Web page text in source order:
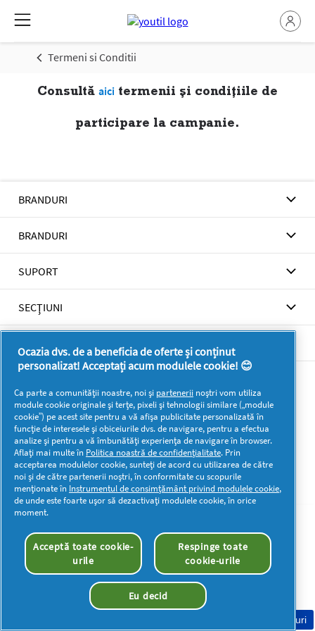
Termeni si Conditii
Consultăaicitermenii și condițiile de
participare la campanie.
BRANDURI
BRANDURI
SUPORT
SECŢIUNI
DOCUMENTE LEGALE DETERGENTI SA
Mai multă inspirație
Drepturi de autor © 2026 P&G. Toate drepturile rezervate
Consimțământ Cookie-uri
Ocazia dvs. de a beneficia de oferte și conținut
personalizat! Acceptați acum modulele cookie! 😊
Ca parte a comunității noastre, noi și partenerii noștri vom utiliza
module cookie originale și terțe, pixeli și tehnologii similare („module
cookie”) pe acest site pentru a vă afișa publicitate personalizată în
funcție de interesele și obiceiurile dvs. de navigare, pentru a efectua
analize și pentru a vă îmbunătăți experiența de navigare în browser.
Aflați mai multe în Politica noastră de confidențialitate. Prin
acceptarea modulelor cookie, sunteți de acord cu utilizarea de către
noi și de către partenerii noștri, în conformitate cu scopurile
menționate în Instrumentul de consimțământ privind modulele cookie,
de unde este foarte ușor să dezactivați modulele cookie, în orice
moment.
Acceptă toate cookie-
urile
Respinge toate
cookie-urile
Eu decid